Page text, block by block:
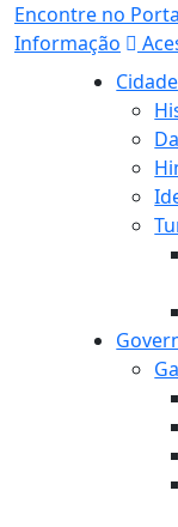
Encontre no
Informação
Cidade